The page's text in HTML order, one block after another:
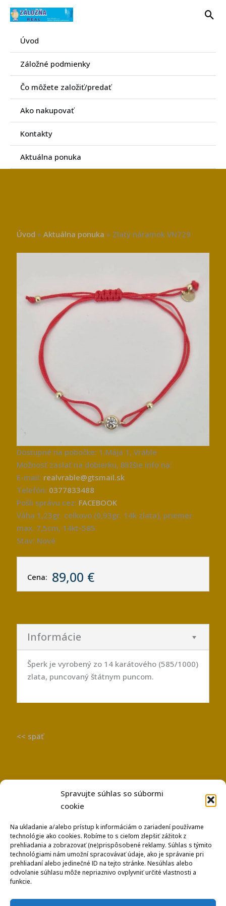
Spravujte súhlas so súbormi
cookie
Na ukladanie a/alebo prístup k informáciám o zariadení používame
technológie ako cookies. Robíme to s cieľom zlepšiť zážitok z
prehliadania a zobrazovať (ne)prispôsobené reklamy. Súhlas s týmito
technológiami nám umožní spracovávať údaje, ako je správanie pri
prehliadaní alebo jedinečné ID na tejto stránke. Nesúhlas alebo
odvolanie súhlasu môže nepriaznivo ovplyvniť určité vlastnosti a
funkcie.
Preskočiť
Úvod
Záložné podmienky
Čo môžete založiť/predať
Ako nakupovať
Kontakty
Aktuálna ponuka
Úvod »Aktuálna ponuka » Zlatý náramok VN729
Dostupné na pobočke: 1.Mája 1, Vráble
Možnosť zaslať na dobierku, Bližšie info na:
E-mail: realvrable@gtsmail.sk
Telefón: 0377833488
Pošli správu cez: FACEBOOK
Váha 1,23gr. celkovo (0,93gr. 14k zlata), priemer
max. 7,5cm, 14kt-585
Stav: Nové
Cena: 89,00 €
Informácie
Šperk je vyrobený zo 14 karátového (585/1000)
zlata, puncovaný štátnym puncom.
<< späť
Používanie súborov Cookies
Ochrana osobných údajov